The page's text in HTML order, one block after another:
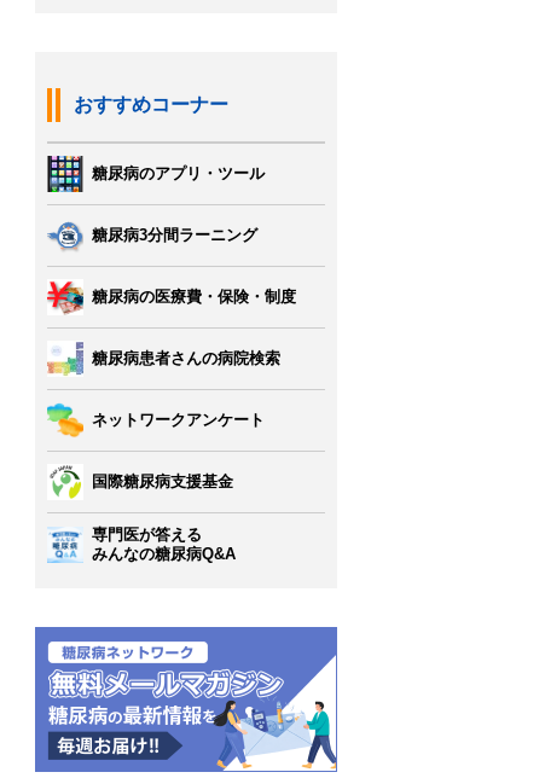
おすすめコーナー
糖尿病のアプリ・ツール
糖尿病3分間ラーニング
糖尿病の医療費・保険・制度
糖尿病患者さんの病院検索
ネットワークアンケート
国際糖尿病支援基金
専門医が答える
みんなの糖尿病Q&A